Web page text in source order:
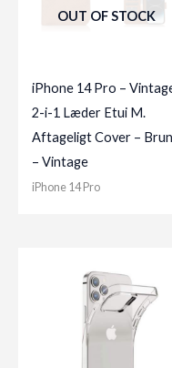
OUT OF STOCK
iPhone 14 Pro –
2-i-1 Læder Etui M.
Aftageligt Cover – Brun
– Vintage
iPhone 14 Pro